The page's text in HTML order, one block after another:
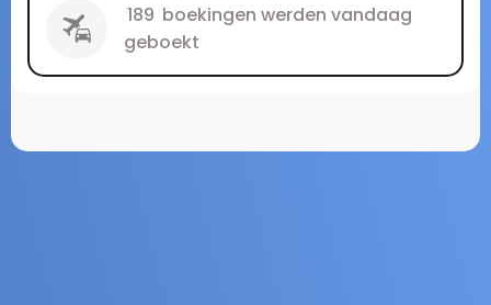
189 boekingen werden vandaag
geboekt